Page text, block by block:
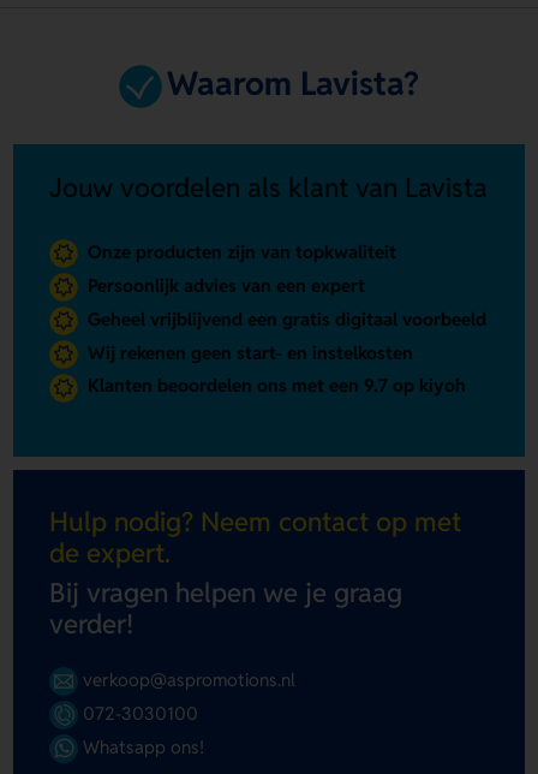
Waarom Lavista?
Jouw voordelen als klant van Lavista
Onze producten zijn van topkwaliteit
Persoonlijk advies van een expert
Geheel vrijblijvend een gratis digitaal voorbeeld
Wij rekenen geen start- en instelkosten
Klanten beoordelen ons met een 9.7 op kiyoh
Hulp nodig? Neem contact op met
de expert.
Bij vragen helpen we je graag
verder!
verkoop@aspromotions.nl
072-3030100
Whatsapp ons!